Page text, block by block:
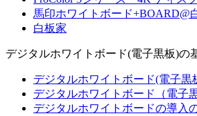
馬印ホワイトボード+BOARD@
白板家
デジタルホワイトボード(電子黒板)の
デジタルホワイトボード(電子黒
デジタルホワイトボード（電子
デジタルホワイトボードの導入